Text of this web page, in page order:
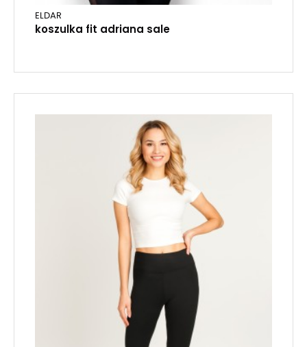
ELDAR
koszulka fit adriana sale